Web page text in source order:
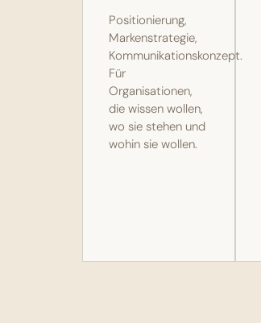
Positionierung,
Markenstrategie,
Kommunikationskonzept.
Für
Organisationen,
die wissen wollen,
wo sie stehen und
wohin sie wollen.